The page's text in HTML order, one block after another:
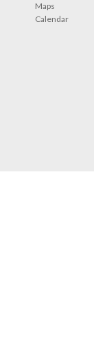
Maps
Calendar